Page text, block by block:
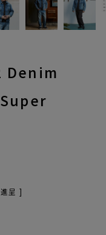
Denim
呈 ]